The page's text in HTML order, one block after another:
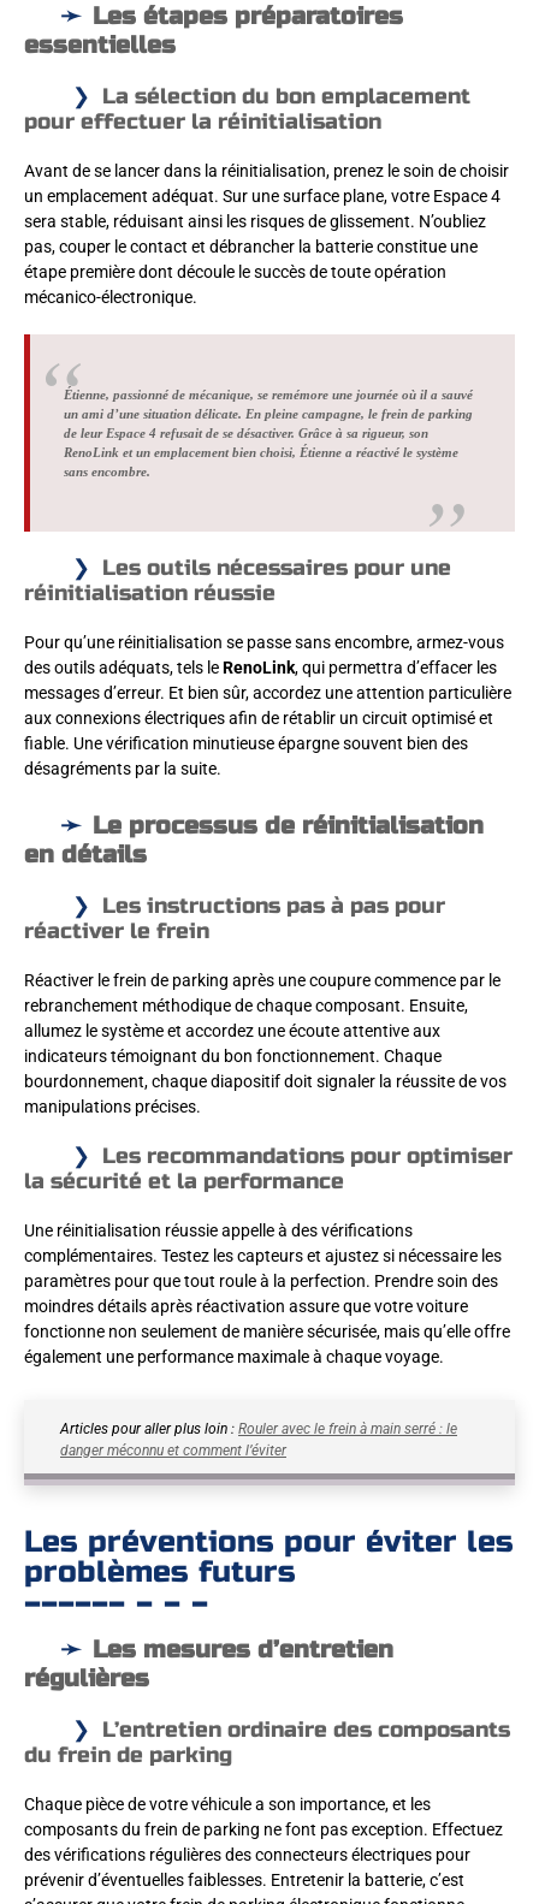
Les étapes préparatoires
essentielles
La sélection du bon emplacement
pour effectuer la réinitialisation
Avant de se lancer dans la réinitialisation, prenez le soin de choisir
un emplacement adéquat. Sur une surface plane, votre Espace 4
sera stable, réduisant ainsi les risques de glissement. N’oubliez
pas, couper le contact et débrancher la batterie constitue une
étape première dont découle le succès de toute opération
mécanico-électronique.
Étienne, passionné de mécanique, se remémore une journée où il a sauvé
un ami d’une situation délicate. En pleine campagne, le frein de parking
de leur Espace 4 refusait de se désactiver. Grâce à sa rigueur, son
RenoLink et un emplacement bien choisi, Étienne a réactivé le système
sans encombre.
Les outils nécessaires pour une
réinitialisation réussie
Pour qu’une réinitialisation se passe sans encombre, armez-vous
des outils adéquats, tels leRenoLink, qui permettra d’effacer les
messages d’erreur. Et bien sûr, accordez une attention particulière
aux connexions électriques afin de rétablir un circuit optimisé et
fiable. Une vérification minutieuse épargne souvent bien des
désagréments par la suite.
Le processus de réinitialisation
en détails
Les instructions pas à pas pour
réactiver le frein
Réactiver le frein de parking après une coupure commence par le
rebranchement méthodique de chaque composant. Ensuite,
allumez le système et accordez une écoute attentive aux
indicateurs témoignant du bon fonctionnement. Chaque
bourdonnement, chaque diapositif doit signaler la réussite de vos
manipulations précises.
Les recommandations pour optimiser
la sécurité et la performance
Une réinitialisation réussie appelle à des vérifications
complémentaires. Testez les capteurs et ajustez si nécessaire les
paramètres pour que tout roule à la perfection. Prendre soin des
moindres détails après réactivation assure que votre voiture
fonctionne non seulement de manière sécurisée, mais qu’elle offre
également une performance maximale à chaque voyage.
Articles pour aller plus loin : Rouler avec le frein à main serré : le
danger méconnu et comment l’éviter
Les préventions pour éviter les
problèmes futurs
Les mesures d’entretien
régulières
L’entretien ordinaire des composants
du frein de parking
Chaque pièce de votre véhicule a son importance, et les
composants du frein de parking ne font pas exception. Effectuez
des vérifications régulières des connecteurs électriques pour
prévenir d’éventuelles faiblesses. Entretenir la batterie, c’est